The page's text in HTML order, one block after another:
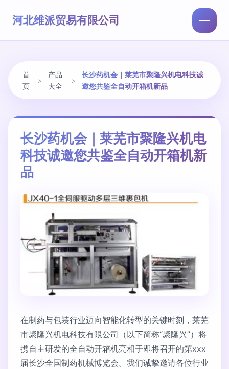
河北维派贸易有限公司
首
页
>
产品
大全
>
长沙药机会｜莱芜市聚隆兴机电科技诚
邀您共鉴全自动开箱机新品
长沙药机会｜莱芜市聚隆兴机电
科技诚邀您共鉴全自动开箱机新
品
在制药与包装行业迈向智能化转型的关键时刻，莱芜
市聚隆兴机电科技有限公司（以下简称“聚隆兴”）将
携自主研发的全自动开箱机亮相于即将召开的第xxx
届长沙全国制药机械博览会。我们诚挚邀请各位行业